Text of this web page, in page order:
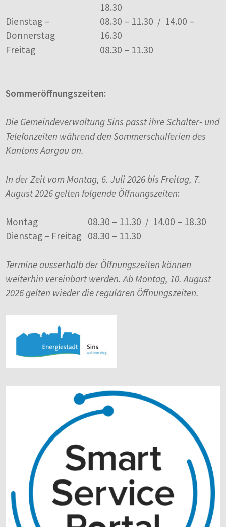
18.30
Dienstag –
Donnerstag
08.30 – 11.30 / 14.00 –
16.30
Freitag
08.30 – 11.30
Sommeröffnungszeiten:
Die Gemeindeverwaltung Sins passt ihre Schalter- und
Telefonzeiten während den Sommerschulferien des
Kantons Aargau an.
In der Zeit vom Montag, 6. Juli 2026 bis Freitag, 7.
August 2026 gelten folgende Öffnungszeiten:
Montag
08.30 – 11.30 / 14.00 – 18.30
Dienstag – Freitag 08.30 – 11.30
Termine ausserhalb der Öffnungszeiten können
weiterhin vereinbart werden. Ab Montag, 10. August
2026 gelten wieder die regulären Öffnungszeiten.